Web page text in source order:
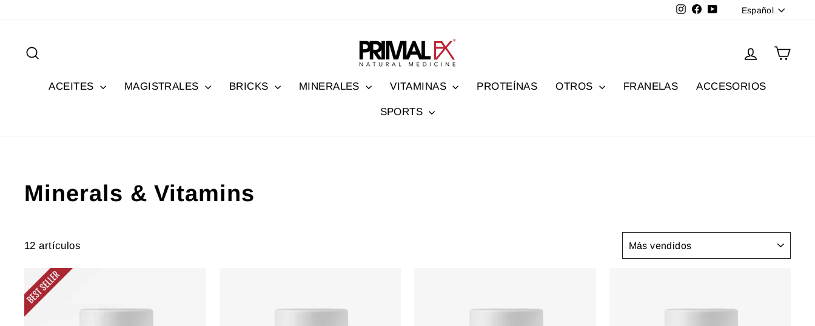
contenido
Instagram
Facebook
YouTubeIdioma
Español
Ingresar
ACEITES MAGISTRALES BRICKS MINERALES VITAMINAS PROTEÍNAS OTROS FRANELAS ACCESORIOS
SPORTS
Minerals & Vitamins
12 artículos